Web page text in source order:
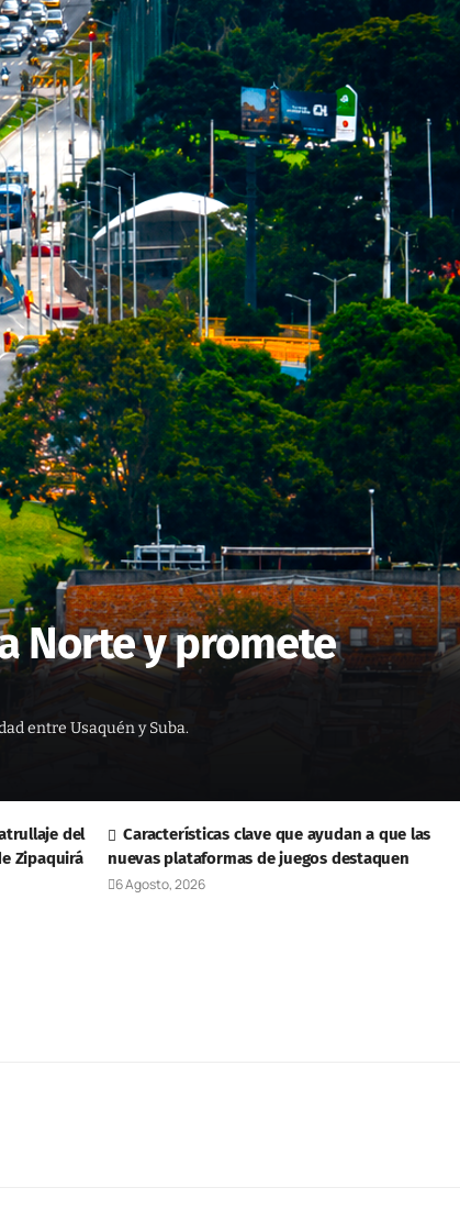
Norte y promete
entre Usaquén y Suba.
del
Zipaquirá
Características clave que ayudan a que las
nuevas plataformas de juegos destaquen
6 Agosto, 2026